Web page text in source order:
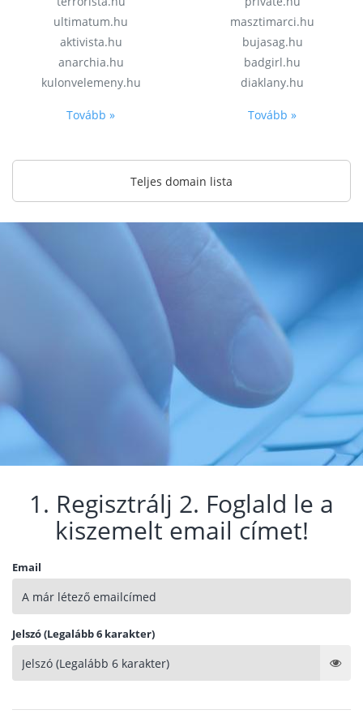
ultimatum.hu
aktivista.hu
anarchia.hu
kulonvelemeny.hu
Tovább »
masztimarci.hu
bujasag.hu
badgirl.hu
diaklany.hu
Tovább »
Teljes domain lista
1. Regisztrálj 2. Foglald le a
kiszemelt email címet!
Email
Jelszó (Legalább 6 karakter)